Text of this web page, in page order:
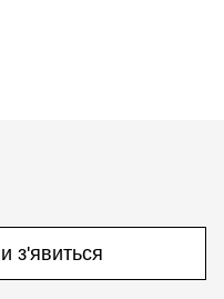
з'явиться